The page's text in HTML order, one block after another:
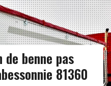
benne pas
81360